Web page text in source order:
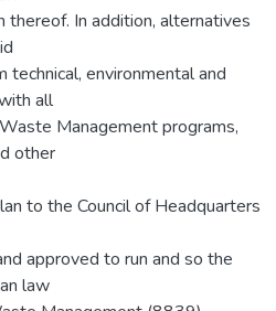
thereof. In addition, alternatives
environmental and
all
Management programs,
other
to the Council of Headquarters
approved to run and so the
law